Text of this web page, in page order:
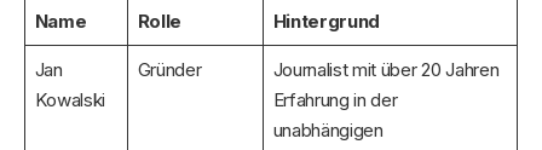
Name Rolle Hintergrund
Jan
Kowalski
Gründer
Journalist mit über 20 Jahren
Erfahrung in der
unabhängigen